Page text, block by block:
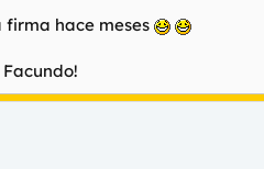
firma hace meses